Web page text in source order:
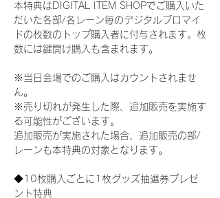
本特典はDIGITAL ITEM SHOPでご購入いた
だいた各部/各レーン毎のデジタルブロマイ
ドの枚数のトップ購入者に付与されます。枚
数には鍵開け購入も含まれます。
※当日会場でのご購入はカウントされませ
ん。
※売り切れが発生した際、追加販売を実施す
る可能性がございます。
追加販売が実施された場合、追加販売の部/
レーンも本特典の対象となります。
◆10枚購入ごとに1枚グッズ抽選券プレゼ
ント特典